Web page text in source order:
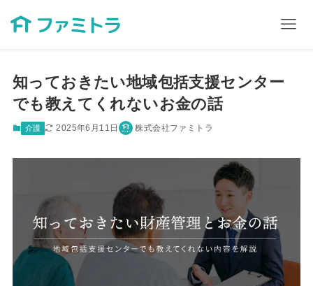
知っておきたい地域包括支援センター
でも教えてくれないお金の話
介護 2025年6月11日 株式会社ファミトラ